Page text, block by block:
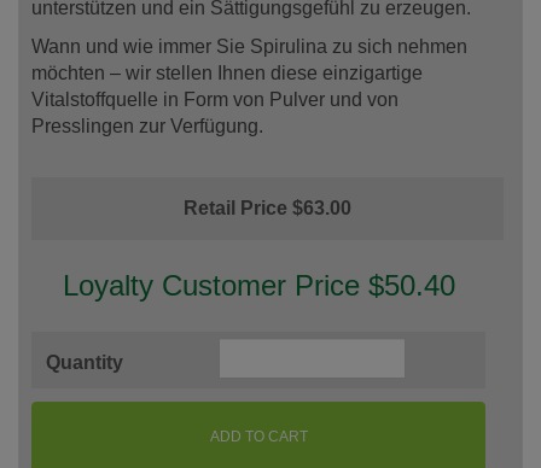
unterstützen und ein Sättigungsgefühl zu erzeugen.
Wann und wie immer Sie Spirulina zu sich nehmen
möchten – wir stellen Ihnen diese einzigartige
Vitalstoffquelle in Form von Pulver und von
Presslingen zur Verfügung.
Retail Price $63.00
Loyalty Customer Price $50.40
Quantity
ADD TO CART